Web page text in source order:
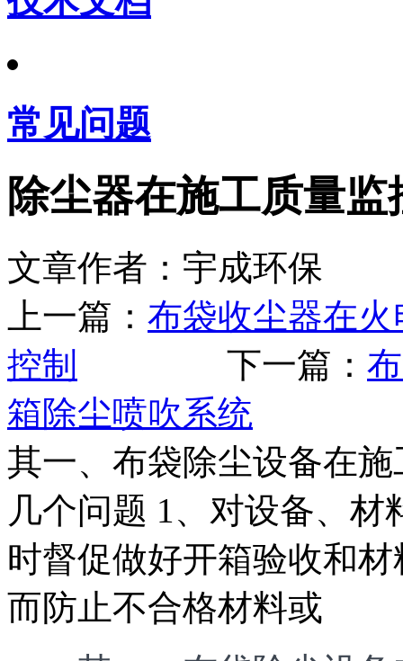
常见问题
除尘器在施工质量
文章作者：宇成环保
上一篇： 布袋收尘器在
控制
下一篇：
箱除尘喷吹系统
其一、布袋除尘设备在
几个问题 1、对设备、
时督促做好开箱验收和
而防止不合格材料或